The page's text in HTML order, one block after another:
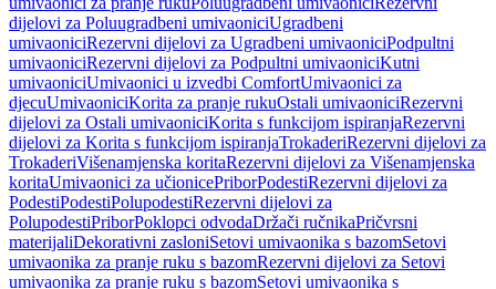
dijelovi za Poluugradbeni umivaoniciUgradbeni
umivaoniciRezervni dijelovi za Ugradbeni umivaoniciPodpultni
umivaoniciRezervni dijelovi za Podpultni umivaoniciKutni
umivaoniciUmivaonici u izvedbi ComfortUmivaonici za
djecuUmivaoniciKorita za pranje rukuOstali umivaoniciRezervni
dijelovi za Ostali umivaoniciKorita s funkcijom ispiranjaRezervni
dijelovi za Korita s funkcijom ispiranjaTrokaderiRezervni dijelovi za
TrokaderiVišenamjenska koritaRezervni dijelovi za Višenamjenska
koritaUmivaonici za učionicePriborPodestiRezervni dijelovi za
PodestiPodestiPolupodestiRezervni dijelovi za
PolupodestiPriborPoklopci odvodaDržači ručnikaPričvrsni
materijaliDekorativni zasloniSetovi umivaonika s bazomSetovi
umivaonika za pranje ruku s bazomRezervni dijelovi za Setovi
umivaonika za pranje ruku s bazomSetovi umivaonika s